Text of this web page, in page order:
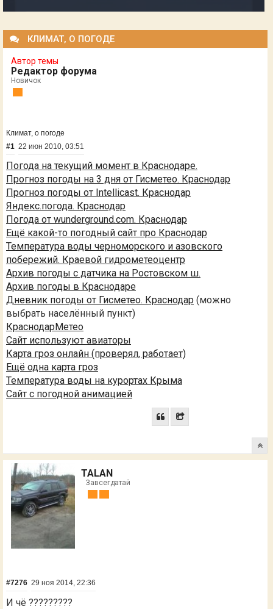
КЛИМАТ, О ПОГОДЕ
Автор темы
Редактор форума
Новичок
Климат, о погоде
#1 22 июн 2010, 03:51
Погода на текущий момент в Краснодаре.
Прогноз погоды на 3 дня от Гисметео. Краснодар
Прогноз погоды от Intellicast. Краснодар
Яндекс.погода. Краснодар
Погода от wunderground.com. Краснодар
Ещё какой-то погодный сайт про Краснодар
Температура воды черноморского и азовского
побережий. Краевой гидрометеоцентр
Архив погоды с датчика на Ростовском ш.
Архив погоды в Краснодаре
Дневник погоды от Гисметео. Краснодар (можно
выбрать населённый пункт)
КраснодарМетео
Сайт используют авиаторы
Карта гроз онлайн (проверял, работает)
Ещё одна карта гроз
Температура воды на курортах Крыма
Сайт с погодной анимацией
TALAN
Завсегдатай
#7276 29 ноя 2014, 22:36
И чё ?????????